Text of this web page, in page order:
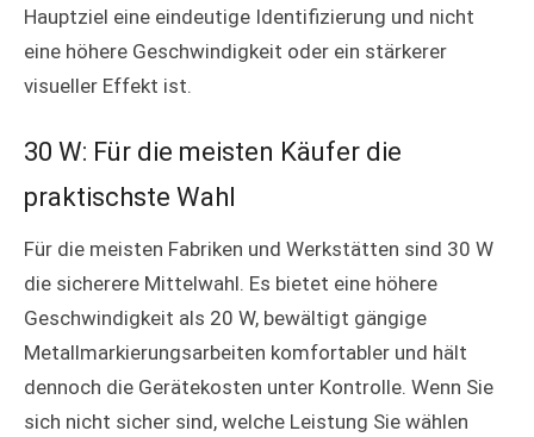
Hauptziel eine eindeutige Identifizierung und nicht
eine höhere Geschwindigkeit oder ein stärkerer
visueller Effekt ist.
30 W: Für die meisten Käufer die
praktischste Wahl
Für die meisten Fabriken und Werkstätten sind 30 W
die sicherere Mittelwahl. Es bietet eine höhere
Geschwindigkeit als 20 W, bewältigt gängige
Metallmarkierungsarbeiten komfortabler und hält
dennoch die Gerätekosten unter Kontrolle. Wenn Sie
sich nicht sicher sind, welche Leistung Sie wählen